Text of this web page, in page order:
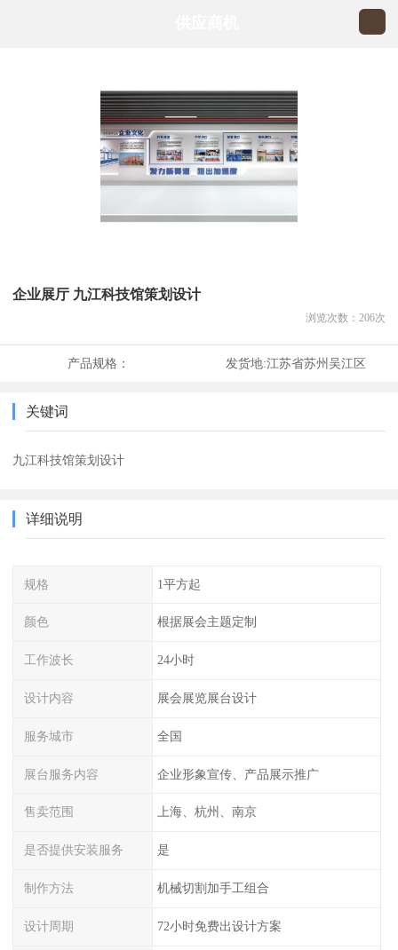
企业展厅 九江科技馆策划设计
浏览次数： 206次
产品规格： 发货地:江苏省苏州吴江区
关键词
九江科技馆策划设计
详细说明
规格 1平方起
颜色 根据展会主题定制
工作波长 24小时
设计内容 展会展览展台设计
服务城市 全国
展台服务内容 企业形象宣传、产品展示推广
售卖范围 上海、杭州、南京
是否提供安装服务 是
制作方法 机械切割加手工组合
设计周期 72小时免费出设计方案